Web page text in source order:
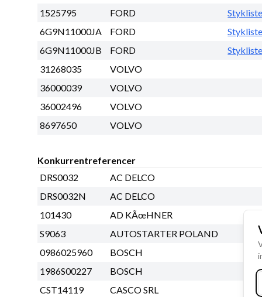
1525795
FORD
6G9N11000JA
FORD
6G9N11000JB
FORD
31268035
VOLVO
36000039
VOLVO
36002496
VOLVO
8697650
VOLVO
Konkurrentreferencer
DRS0032
AC DELCO
DRS0032N
AC DELCO
101430
AD KÃœHNER
S9063
AUTOSTARTER POLAND
0986025960
BOSCH
1986S00227
BOSCH
CST14119
CASCO SRL